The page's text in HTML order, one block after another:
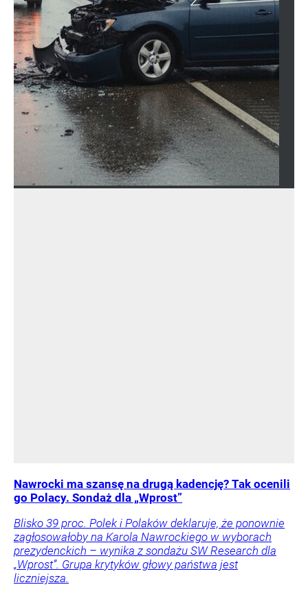
Nawrocki ma szansę na drugą kadencję? Tak ocenili
go Polacy. Sondaż dla „Wprost”
Blisko 39 proc. Polek i Polaków deklaruje, że ponownie
zagłosowałoby na Karola Nawrockiego w wyborach
prezydenckich – wynika z sondażu SW Research dla
„Wprost”. Grupa krytyków głowy państwa jest
liczniejsza.